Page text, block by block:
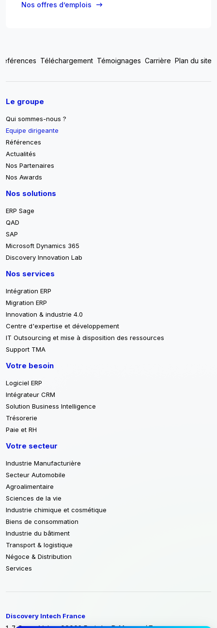
Nos offres d’emplois
Téléchargement Témoignages Carrière Plan du site
Le groupe
Qui sommes-nous ?
Equipe dirigeante
Références
Actualités
Nos Partenaires
Nos Awards
Nos solutions
ERP Sage
QAD
SAP
Microsoft Dynamics 365
Discovery Innovation Lab
Nos services
Intégration ERP
Migration ERP
Innovation & industrie 4.0
Centre d'expertise et développement
IT Outsourcing et mise à disposition des ressources
Support TMA
Votre besoin
Logiciel ERP
Intégrateur CRM
Solution Business Intelligence
Trésorerie
Paie et RH
Votre secteur
Industrie Manufacturière
Secteur Automobile
Agroalimentaire
Sciences de la vie
Industrie chimique et cosmétique
Biens de consommation
Industrie du bâtiment
Transport & logistique
Négoce & Distribution
Services
Discovery Intech France